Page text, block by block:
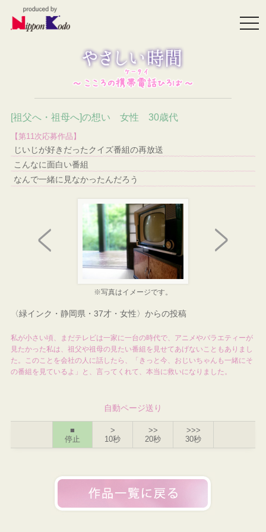
[祖父へ・祖母へ]の想い 女性 30歳代
【第11次応募作品】
じいじが好きだったクイズ番組の再放送
こんなに面白い番組
なんで一緒に見なかったんだろう
※写真はイメージです。
〈緑インク・静岡県・37才・女性〉からの投稿
私が小さい頃、まだテレビは一家に一台の時代で、アニメやバラエティーが
見たかった私は、祖父や祖母の見たい番組を見せてあげないこともありまし
た。このことを会社の人に話したら、「きっと今、おじいちゃんも一緒にそ
の番組を見ているよ」と、言ってくれて、本当に救いになりました。
自動ページ送り
■
停止
>
10秒
>>
20秒
>>>
30秒